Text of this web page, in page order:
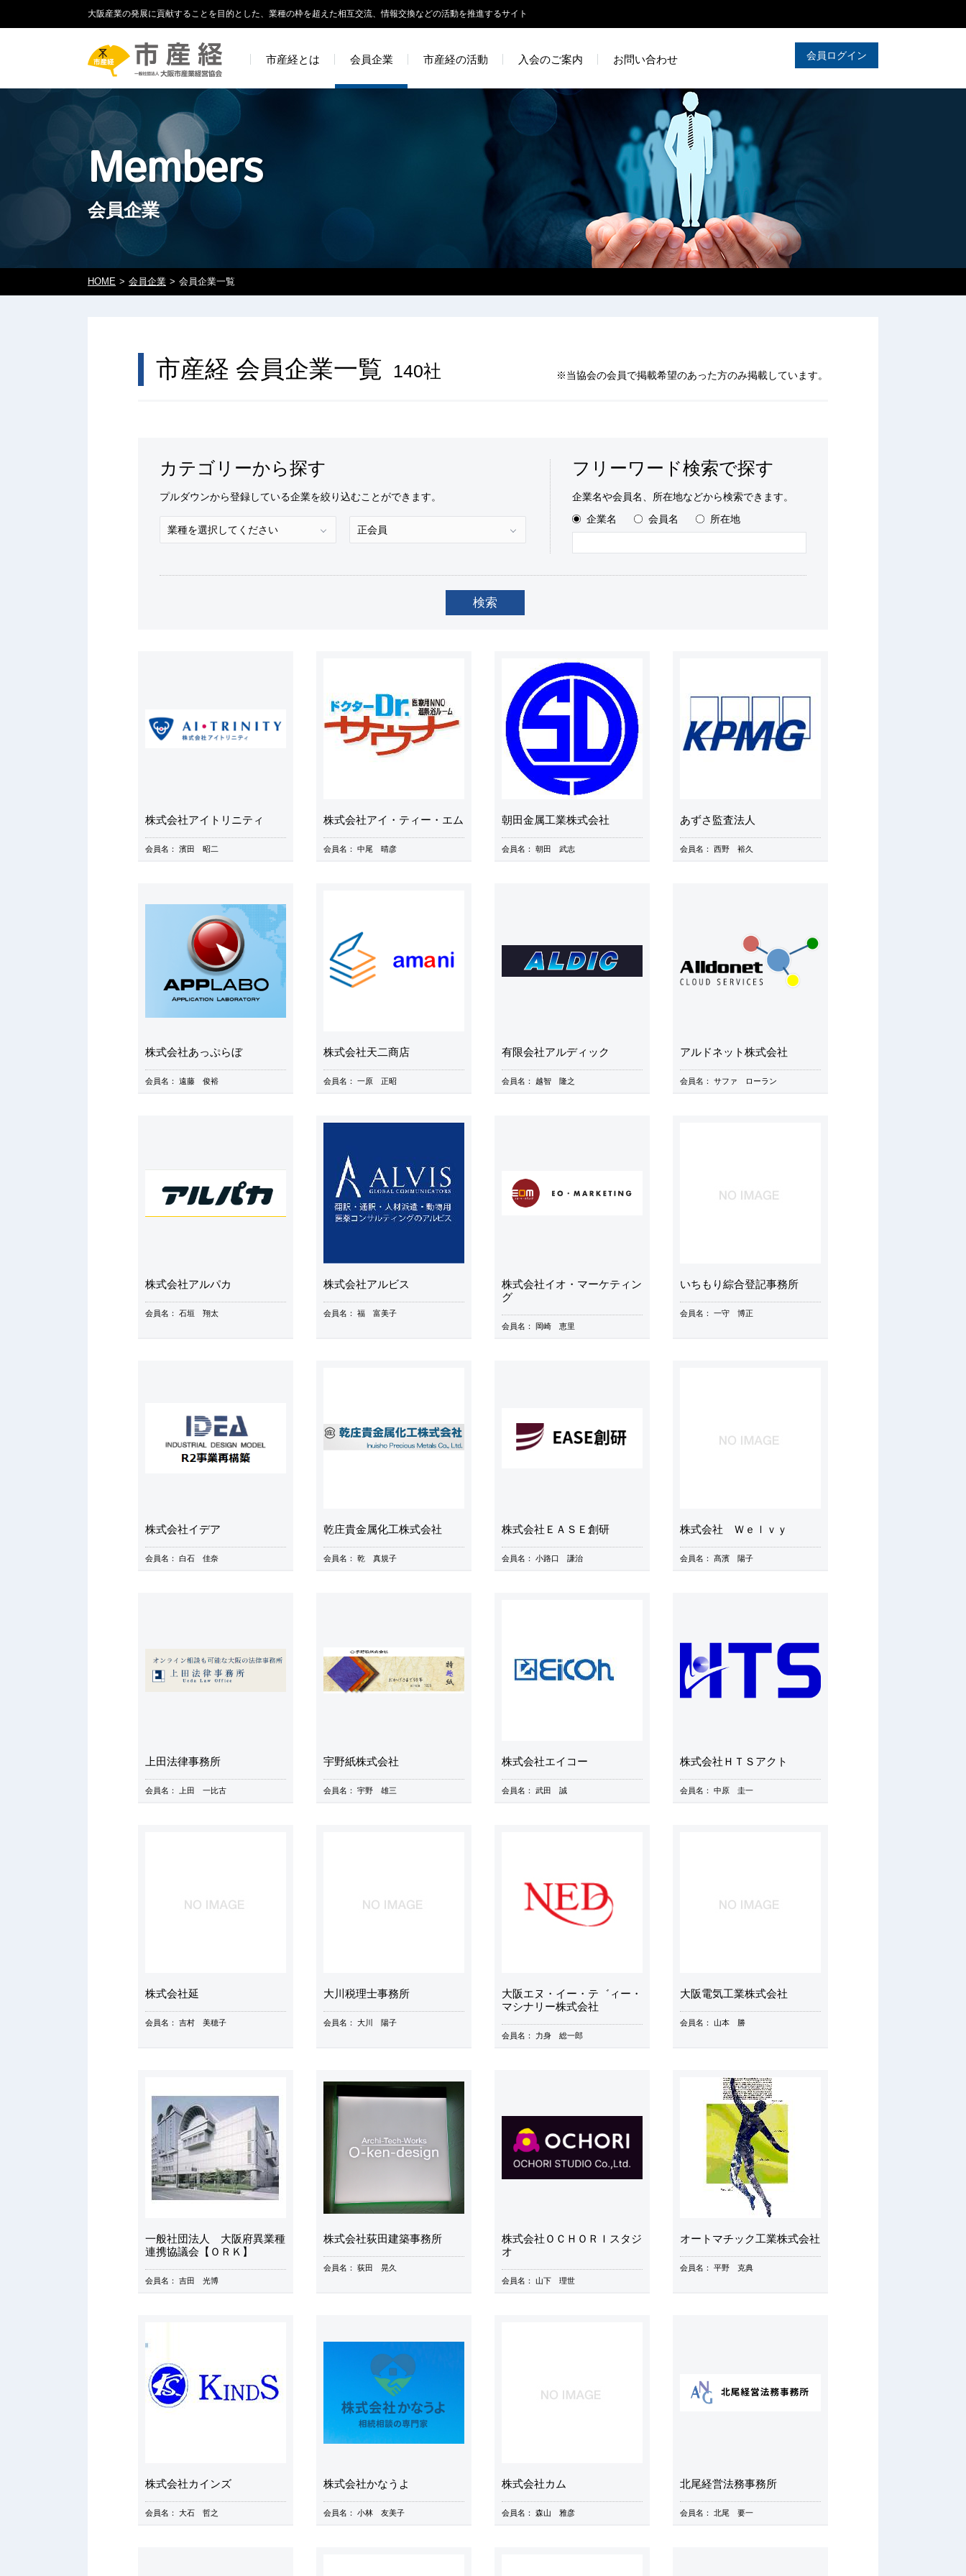
大阪産業の発展に貢献することを目的とした、業種の枠を超えた相互交流、情報交換などの活動を推進するサイト
市産経とは 会員企業 市産経の活動 入会のご案内 お問い合わせ 会員ログイン
Members
会員企業
HOME 会員企業 会員企業一覧
市産経 会員企業一覧 140社 ※当協会の会員で掲載希望のあった方のみ掲載しています。
カテゴリーから探す
プルダウンから登録している企業を絞り込むことができます。
フリーワード検索で探す
企業名や会員名、所在地などから検索できます。
企業名
会員名 所在地
検索
株式会社アイトリニティ
会員名： 濱田 昭二
株式会社アイ・ティー・エム
会員名： 中尾 晴彦
朝田金属工業株式会社
会員名： 朝田 武志
あずさ監査法人
会員名： 西野 裕久
株式会社あっぷらぼ
会員名： 遠藤 俊裕
株式会社天二商店
会員名： 一原 正昭
有限会社アルディック
会員名： 越智 隆之
アルドネット株式会社
会員名： サファ ローラン
株式会社アルパカ
会員名： 石垣 翔太
株式会社アルビス
会員名： 福 富美子
株式会社イオ・マーケティン
グ
会員名： 岡崎 恵里
いちもり綜合登記事務所
会員名： 一守 博正
株式会社イデア
会員名： 白石 佳奈
乾庄貴金属化工株式会社
会員名： 乾 真規子
株式会社ＥＡＳＥ創研
会員名： 小路口 謙治
株式会社 Ｗｅｌｖｙ
会員名： 髙濱 陽子
上田法律事務所
会員名： 上田 一比古
宇野紙株式会社
会員名： 宇野 雄三
株式会社エイコー
会員名： 武田 誠
株式会社ＨＴＳアクト
会員名： 中原 圭一
株式会社延
会員名： 吉村 美穂子
大川税理士事務所
会員名： 大川 陽子
大阪エヌ・イー・テ゛ィー・
マシナリー株式会社
会員名： 力身 総一郎
大阪電気工業株式会社
会員名： 山本 勝
一般社団法人 大阪府異業種
連携協議会【ＯＲＫ】
会員名： 吉田 光博
株式会社荻田建築事務所
会員名： 荻田 晃久
株式会社ＯＣＨＯＲＩスタジ
オ
会員名： 山下 理世
オートマチック工業株式会社
会員名： 平野 克典
株式会社カインズ
会員名： 大石 哲之
株式会社かなうよ
会員名： 小林 友美子
株式会社カム
会員名： 森山 雅彦
北尾経営法務事務所
会員名： 北尾 要一